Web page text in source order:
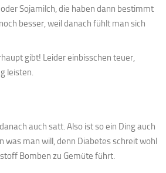
Sojamilch, die haben dann bestimmt
besser, weil danach fühlt man sich
gibt! Leider einbisschen teuer,
leisten.
auch satt. Also ist so ein Ding auch
was man will, denn Diabetes schreit wohl
Bomben zu Gemüte führt.